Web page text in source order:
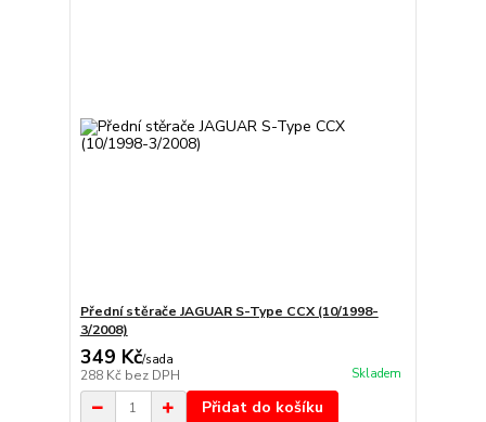
Přední stěrače JAGUAR S-Type CCX (10/1998-
3/2008)
349 Kč/sada
288 Kč bez DPH Skladem
Přidat do košíku